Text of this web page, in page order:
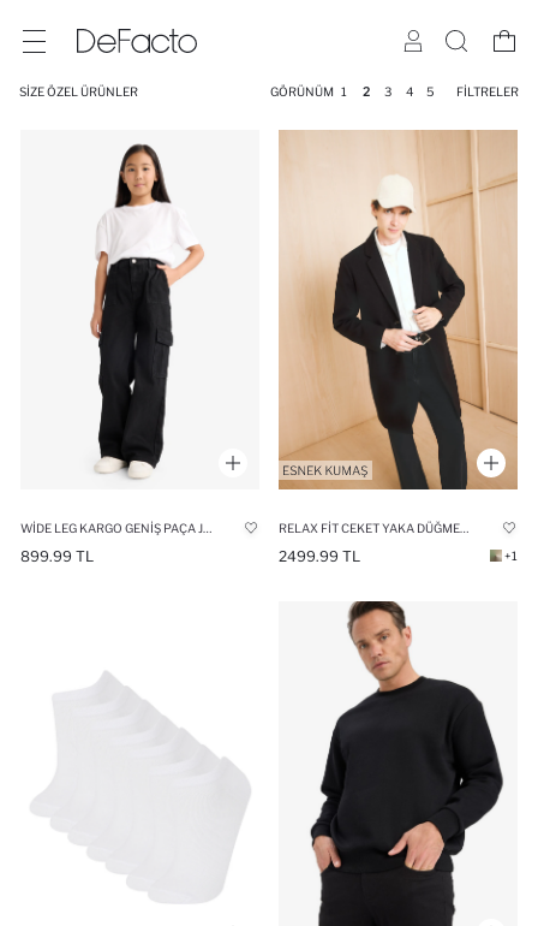
SIZE ÖZEL ÜRÜNLER GÖRÜNÜM 1 2 3 4 5 FILTRELER
899.99 TL 2499.99 TL +1